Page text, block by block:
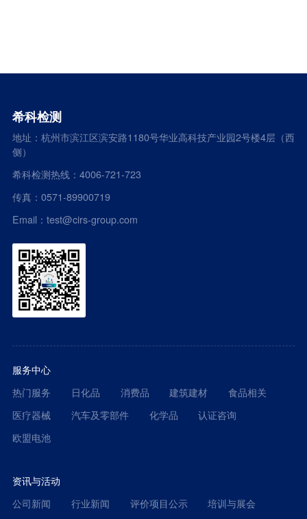
希科检测
地址：杭州市滨江区滨安路1180号华业高科技产业园2号楼4层（西
侧）
希科检测热线：4006-721-723
传真：0571-89900719
Email：test@cirs-group.com
服务中心
热门服务
日化品 消费品 建筑建材
食品相关
医疗器械
汽车及零部件 化学品
认证咨询
欧盟电池
资讯与活动
公司新闻
行业新闻 评价项目公示 培训与展会